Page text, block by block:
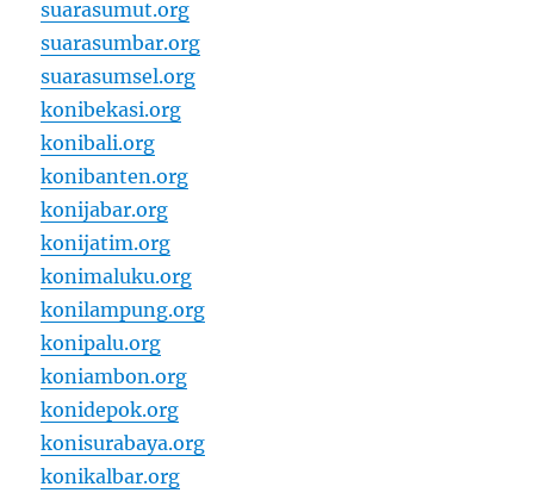
suarasumut.org
suarasumbar.org
suarasumsel.org
konibekasi.org
konibali.org
konibanten.org
konijabar.org
konijatim.org
konimaluku.org
konilampung.org
konipalu.org
koniambon.org
konidepok.org
konisurabaya.org
konikalbar.org